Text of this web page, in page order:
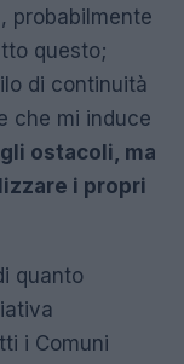
probabilmente
questo;
di continuità
che mi induce
ostacoli, ma
i propri
quanto
i Comuni